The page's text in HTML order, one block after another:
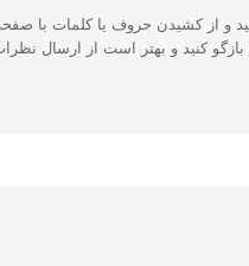
کنید و بهتر است از ارسال